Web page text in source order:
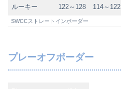
ルーキー 122～128 114～122
SWCCストレートインボーダー
プレーオフボーダー